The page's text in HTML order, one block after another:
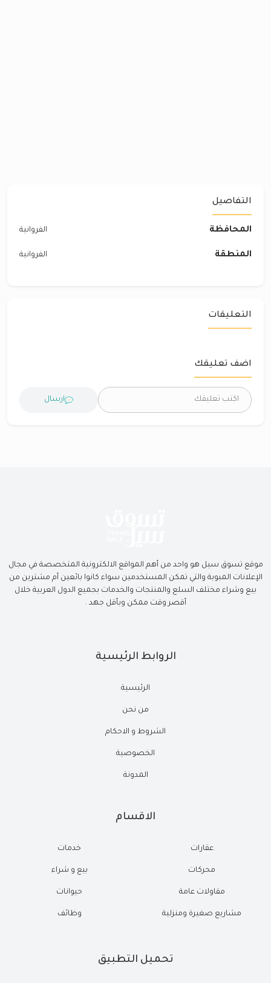
التفاصيل
المحافظة الفروانية
المنطقة الفروانية
التعليقات
اضف تعليقك
ارسال
موقع تسوق سيل هو واحد من أهم المواقع الالكترونية المتخصصة في مجال
الإعلانات المبوبة والتي تمكن المستخدمين سواء كانوا بائعين أم مشترين من
بيع وشراء مختلف السلع والمنتجات والخدمات بجميع الدول العربية خلال
أقصر وقت ممكن وبأقل جهد .
الروابط الرئيسية
الرئيسية
من نحن
الشروط و الاحكام
الخصوصية
المدونة
الاقسام
عقارات
محركات
مقاولات عامة
مشاريع صغيرة ومنزلية
خدمات
بيع و شراء
حيوانات
وظائف
تحميل التطبيق